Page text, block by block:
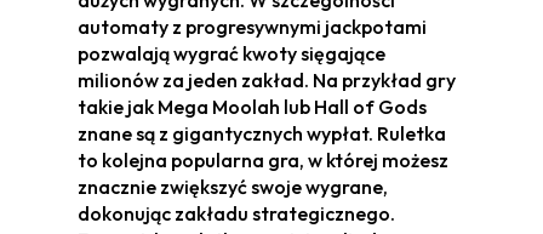
automaty z progresywnymi jackpotami
pozwalają wygrać kwoty sięgające
milionów za jeden zakład. Na przykład gry
takie jak Mega Moolah lub Hall of Gods
znane są z gigantycznych wypłat. Ruletka
to kolejna popularna gra, w której możesz
znacznie zwiększyć swoje wygrane,
dokonując zakładu strategicznego.